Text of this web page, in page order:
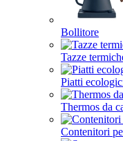
Bollitore
Tazze
Piatti
Thermos da
Contenitori